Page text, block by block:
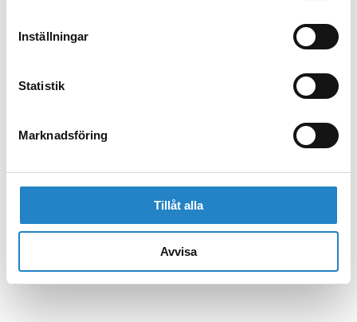
Inställningar
Statistik
Marknadsföring
Tillåt alla
Avvisa